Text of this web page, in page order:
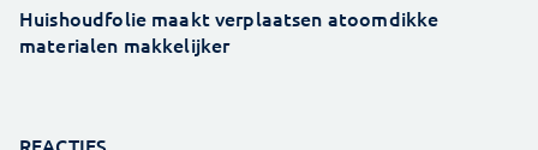
Huishoudfolie maakt verplaatsen atoomdikke
materialen makkelijker